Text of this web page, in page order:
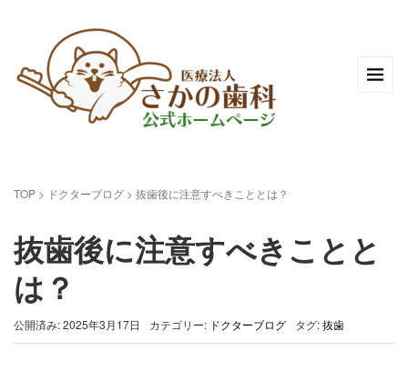
TOP > ドクターブログ > 抜歯後に注意すべきこととは？
抜歯後に注意すべきことと
は？
公開済み: 2025年3月17日 カテゴリー: ドクターブログ タグ:抜歯